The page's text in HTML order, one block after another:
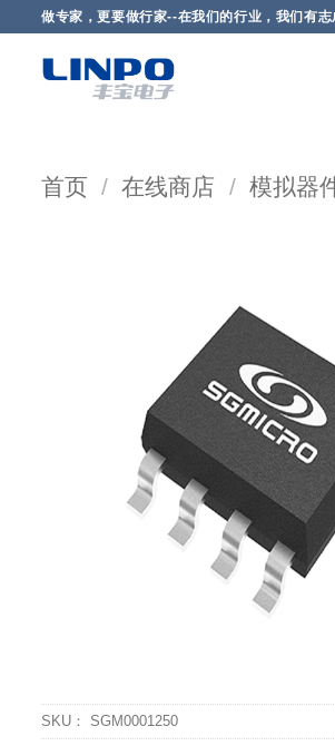
做专家，更要做行家--在我们的行业，我们有志
首页 / 在线商店 / 模拟器
SKU： SGM0001250